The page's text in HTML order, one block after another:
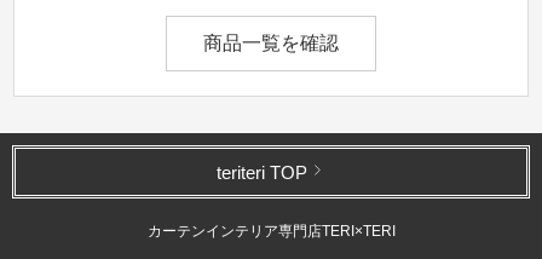
商品一覧を確認
teriteri TOP
カーテンインテリア専門店TERI×TERI